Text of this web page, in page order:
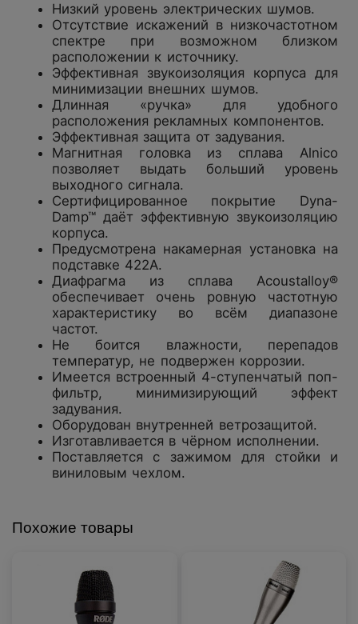
Низкий уровень электрических шумов.
Отсутствие искажений в низкочастотном
спектре при возможном близком
расположении к источнику.
Эффективная звукоизоляция корпуса для
минимизации внешних шумов.
Длинная «ручка» для удобного
расположения рекламных компонентов.
Эффективная защита от задувания.
Mагнитная головка из сплава Alnico
позволяет выдать больший уровень
выходного сигнала.
Сертифицированное покрытие Dyna-
Damp™ даёт эффективную звукоизоляцию
корпуса.
Предусмотрена накамерная установка на
подставке 422А.
Диафрагма из сплава Acoustalloy®
обеспечивает очень ровную частотную
характеристику во всём диапазоне
частот.
Не боится влажности, перепадов
температур, не подвержен коррозии.
Имеется встроенный 4-ступенчатый поп-
фильтр, минимизирующий эффект
задувания.
Оборудован внутренней ветрозащитой.
Изготавливается в чёрном исполнении.
Поставляется с зажимом для стойки и
виниловым чехлом.
Похожие товары